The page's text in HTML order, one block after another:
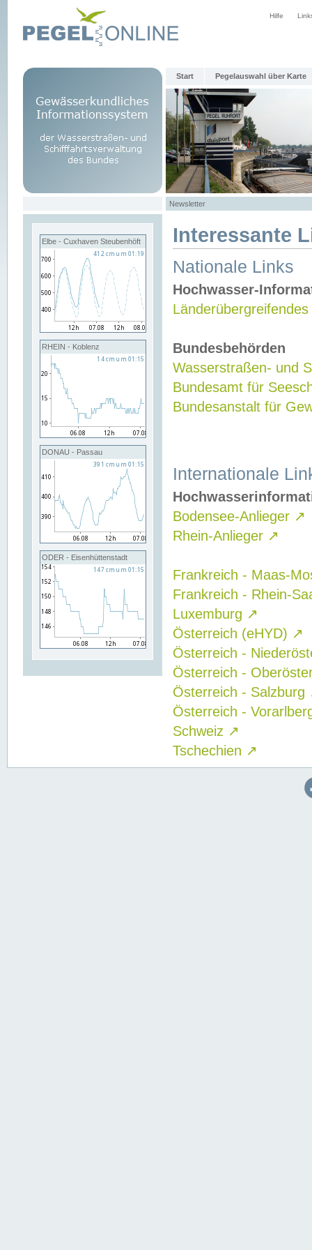
Hilfe
Start Pegelauswahl über Karte
Newsletter
Elbe - Cuxhaven Steubenhöft
RHEIN - Koblenz
DONAU - Passau
ODER - Eisenhüttenstadt
Interessante
Nationale Links
Hochwasser-
Bundesbehörden
Wasserstraßen- und
Bundesamt für
Bundesanstalt für
Internationale
Bodensee-Anlieger ↗
Rhein-Anlieger ↗
Frankreich - Maas-
Frankreich - Rhein-
Luxemburg ↗
Österreich (eHYD) ↗
Österreich -
Österreich -
Österreich - Salzburg
Österreich -
Schweiz ↗
Tschechien ↗